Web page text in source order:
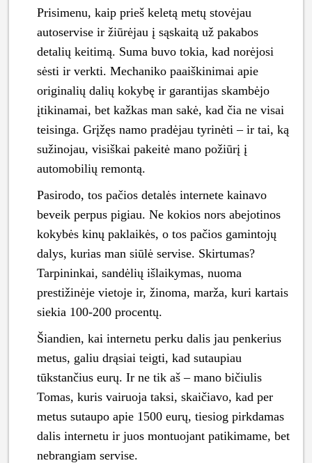
Prisimenu, kaip prieš keletą metų stovėjau
autoservise ir žiūrėjau į sąskaitą už pakabos
detalių keitimą. Suma buvo tokia, kad norėjosi
sėsti ir verkti. Mechaniko paaiškinimai apie
originalių dalių kokybę ir garantijas skambėjo
įtikinamai, bet kažkas man sakė, kad čia ne visai
teisinga. Grįžęs namo pradėjau tyrinėti – ir tai, ką
sužinojau, visiškai pakeitė mano požiūrį į
automobilių remontą.
Pasirodo, tos pačios detalės internete kainavo
beveik perpus pigiau. Ne kokios nors abejotinos
kokybės kinų paklaikės, o tos pačios gamintojų
dalys, kurias man siūlė servise. Skirtumas?
Tarpininkai, sandėlių išlaikymas, nuoma
prestižinėje vietoje ir, žinoma, marža, kuri kartais
siekia 100-200 procentų.
Šiandien, kai internetu perku dalis jau penkerius
metus, galiu drąsiai teigti, kad sutaupiau
tūkstančius eurų. Ir ne tik aš – mano bičiulis
Tomas, kuris vairuoja taksi, skaičiavo, kad per
metus sutaupo apie 1500 eurų, tiesiog pirkdamas
dalis internetu ir juos montuojant patikimame, bet
nebrangiam servise.